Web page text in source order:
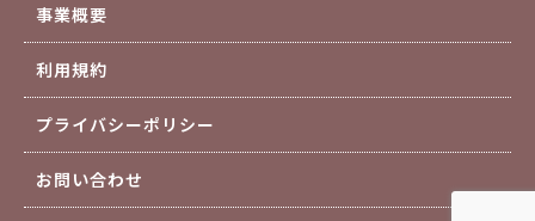
事業概要
利用規約
プライバシーポリシー
お問い合わせ